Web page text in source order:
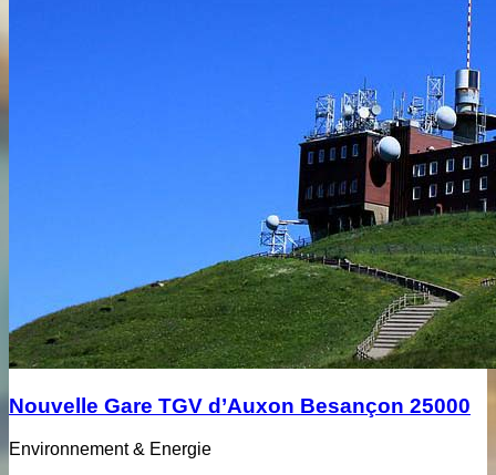
Nouvelle Gare TGV d’Auxon Besançon 25000
Environnement & Energie